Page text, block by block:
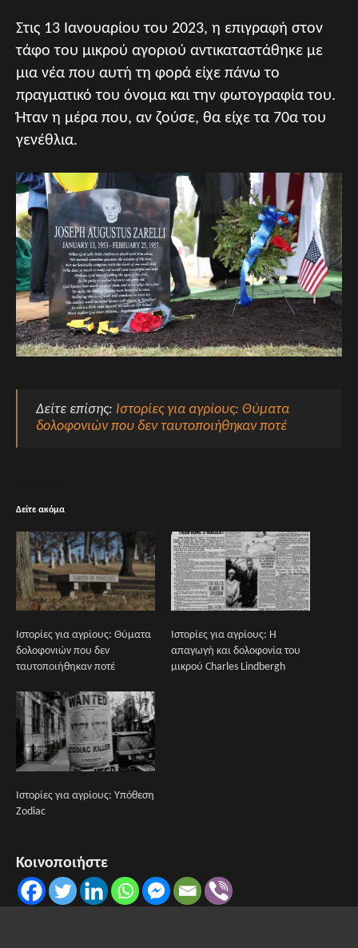
Στις 13 Ιανουαρίου του 2023, η επιγραφή στον
τάφο του μικρού αγοριού αντικαταστάθηκε με
μια νέα που αυτή τη φορά είχε πάνω το
πραγματικό του όνομα και την φωτογραφία του.
Ήταν η μέρα που, αν ζούσε, θα είχε τα 70α του
γενέθλια.
Δείτε επίσης: Ιστορίες για αγρίους: Θύματα
δολοφονιών που δεν ταυτοποιήθηκαν ποτέ
Δείτε ακόμα
Ιστορίες για αγρίους: Θύματα
δολοφονιών που δεν
ταυτοποιήθηκαν ποτέ
Ιστορίες για αγρίους: Η
απαγωγή και δολοφονία του
μικρού Charles Lindbergh
Ιστορίες για αγρίους: Υπόθεση
Zodiac
Κοινοποιήστε